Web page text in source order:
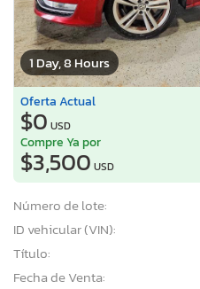
1 Day, 8 Hours
Oferta Actual
$0 USD
Compre Ya por
$3,500 USD
Número de lote:
ID vehicular (VIN):
Título:
Fecha de Venta: